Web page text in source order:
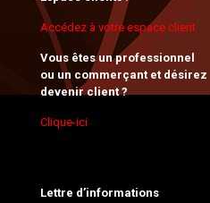
Accédez à votre espace client
Vous êtes un professionnel
ou un commerçant et désirez
devenir client ?
Clique-ici
Lettre d’informations